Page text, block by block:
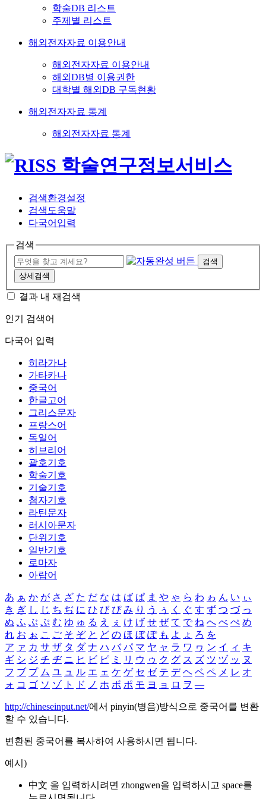
학술DB 리스트
주제별 리스트
해외전자자료 이용안내
해외전자자료 이용안내
해외DB별 이용권한
대학별 해외DB 구독현황
해외전자자료 통계
해외전자자료 통계
검색환경설정
검색도움말
다국어입력
검색
검색
상세검색
결과 내 재검색
인기 검색어
다국어 입력
히라가나
가타카나
중국어
한글고어
그리스문자
프랑스어
독일어
히브리어
괄호기호
학술기호
기술기호
첨자기호
라틴문자
러시아문자
단위기호
일반기호
로마자
아랍어
あ ぁ か が さ ざ た だ な は ば ぱ ま や ゃ ら わ ゎ ん い ぃ
き ぎ し じ ち ぢ に ひ び ぴ み り う ぅ く ぐ す ず つ づ っ
ぬ ふ ぶ ぷ む ゆ ゅ る え ぇ け げ せ ぜ て で ね へ べ ぺ め
れ お ぉ こ ご そ ぞ と ど の ほ ぼ ぽ も よ ょ ろ を
ア ァ カ サ ザ タ ダ ナ ハ バ パ マ ヤ ャ ラ ワ ヮ ン イ ィ キ
ギ シ ジ チ ヂ ニ ヒ ビ ピ ミ リ ウ ゥ ク グ ス ズ ツ ヅ ッ ヌ
フ ブ プ ム ユ ュ ル エ ェ ケ ゲ セ ゼ テ デ ヘ ベ ペ メ レ オ
ォ コ ゴ ソ ゾ ト ド ノ ホ ボ ポ モ ヨ ョ ロ ヲ ―
http://chineseinput.net/에서 pinyin(병음)방식으로 중국어를 변환
할 수 있습니다.
변환된 중국어를 복사하여 사용하시면 됩니다.
예시)
中文 을 입력하시려면 zhongwen을 입력하시고 space를